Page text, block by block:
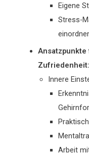
Eigene
Stress-
Innere
Arbeit